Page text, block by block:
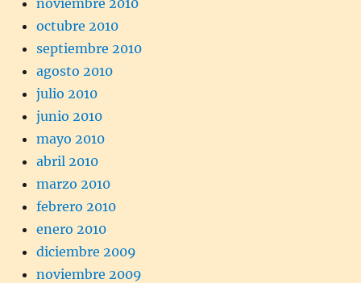
octubre 2010
septiembre 2010
agosto 2010
julio 2010
junio 2010
mayo 2010
abril 2010
marzo 2010
febrero 2010
enero 2010
diciembre 2009
noviembre 2009